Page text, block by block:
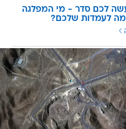
לכם סדר - מי המפלגה
לעמדות שלכם?